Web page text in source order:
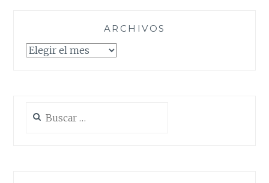
ARCHIVOS
Archivos